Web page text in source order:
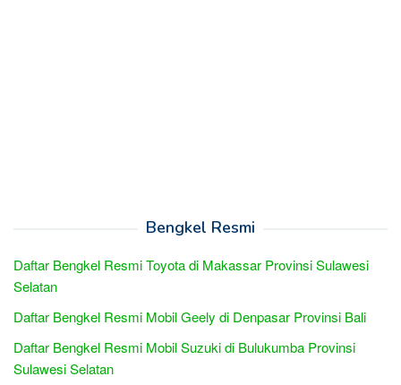
Bengkel Resmi
Daftar Bengkel Resmi Toyota di Makassar Provinsi Sulawesi
Selatan
Daftar Bengkel Resmi Mobil Geely di Denpasar Provinsi Bali
Daftar Bengkel Resmi Mobil Suzuki di Bulukumba Provinsi
Sulawesi Selatan